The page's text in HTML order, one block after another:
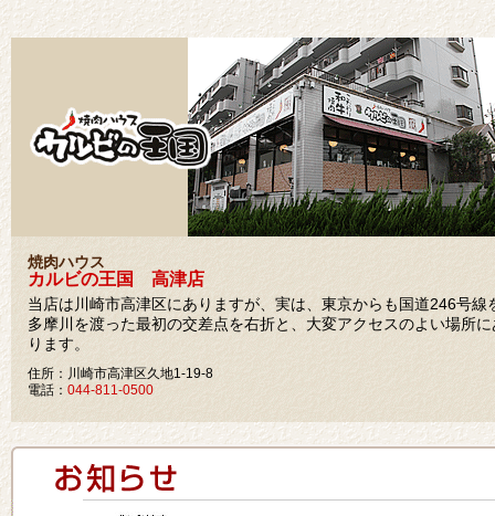
焼肉ハウス
カルビの王国 高津店
当店は川崎市高津区にありますが、実は、東京からも国道246号線
多摩川を渡った最初の交差点を右折と、大変アクセスのよい場所に
ります。
住所：川崎市高津区久地1-19-8
電話： 044-811-0500